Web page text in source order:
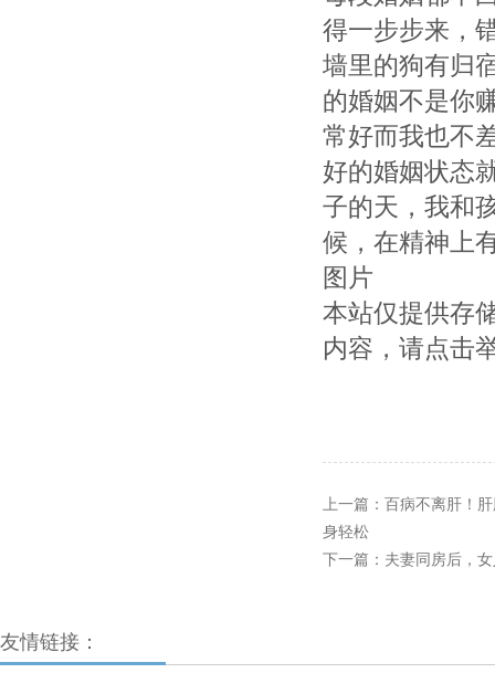
得一步步来，
墙里的狗有归
的婚姻不是你
常好而我也不
好的婚姻状态
子的天，我和
候，在精神上
图片
本站仅提供存
内容，请点击
上一篇： 百病不离肝！
身轻松
下一篇： 夫妻同房后，
友情链接：